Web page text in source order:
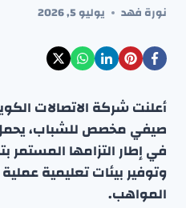
نورة فهد يوليو 5, 2026
في إطار التزامها المستمر
وتوفير بيئات تعليمية
المواهب.